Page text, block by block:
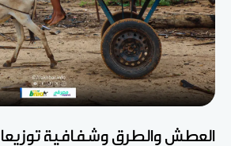
العطش والطرق وشفافية